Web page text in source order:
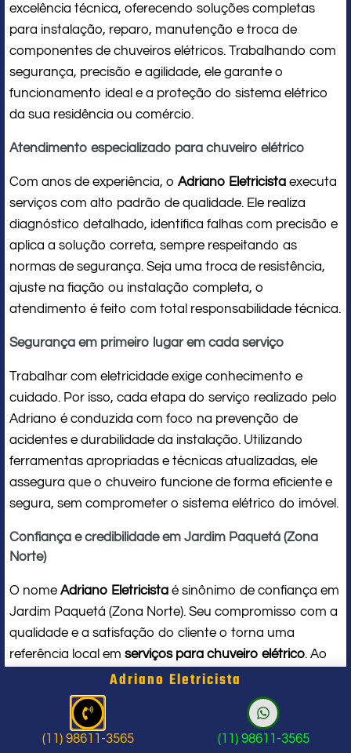
excelência técnica, oferecendo soluções completas
para instalação, reparo, manutenção e troca de
componentes de chuveiros elétricos. Trabalhando com
segurança, precisão e agilidade, ele garante o
funcionamento ideal e a proteção do sistema elétrico
da sua residência ou comércio.
Atendimento especializado para chuveiro elétrico
Com anos de experiência, o Adriano Eletricista executa
serviços com alto padrão de qualidade. Ele realiza
diagnóstico detalhado, identifica falhas com precisão e
aplica a solução correta, sempre respeitando as
normas de segurança. Seja uma troca de resistência,
ajuste na fiação ou instalação completa, o
atendimento é feito com total responsabilidade técnica.
Segurança em primeiro lugar em cada serviço
Trabalhar com eletricidade exige conhecimento e
cuidado. Por isso, cada etapa do serviço realizado pelo
Adriano é conduzida com foco na prevenção de
acidentes e durabilidade da instalação. Utilizando
ferramentas apropriadas e técnicas atualizadas, ele
assegura que o chuveiro funcione de forma eficiente e
segura, sem comprometer o sistema elétrico do imóvel.
Confiança e credibilidade em Jardim Paquetá (Zona
Norte)
O nome Adriano Eletricista é sinônimo de confiança em
Jardim Paquetá (Zona Norte). Seu compromisso com a
qualidade e a satisfação do cliente o torna uma
referência local em serviços para chuveiro elétrico. Ao
contratar seus serviços, você conta com um
profissional de verdade, que respeita seu tempo, seu
espaço e entrega um trabalho impecável do início ao
Adriano Eletricista
(11) 98611-3565 (11) 98611-3565